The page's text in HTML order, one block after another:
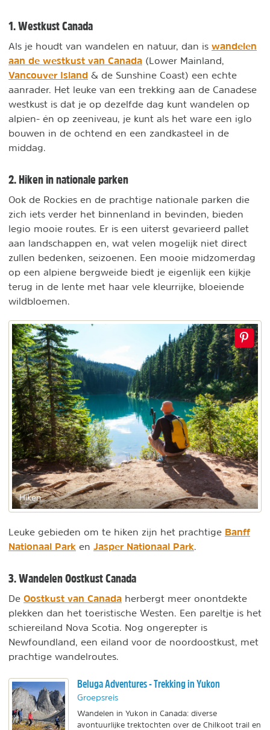
1. Westkust Canada
Als je houdt van wandelen en natuur, dan is wandelen
aan de westkust van Canada (Lower Mainland,
Vancouver Island & de Sunshine Coast) een echte
aanrader. Het leuke van een trekking aan de Canadese
westkust is dat je op dezelfde dag kunt wandelen op
alpien- én op zeeniveau, je kunt als het ware een iglo
bouwen in de ochtend en een zandkasteel in de
middag.
2. Hiken in nationale parken
Ook de Rockies en de prachtige nationale parken die
zich iets verder het binnenland in bevinden, bieden
legio mooie routes. Er is een uiterst gevarieerd pallet
aan landschappen en, wat velen mogelijk niet direct
zullen bedenken, seizoenen. Een mooie midzomerdag
op een alpiene bergweide biedt je eigenlijk een kijkje
terug in de lente met haar vele kleurrijke, bloeiende
wildbloemen.
Hiken
Leuke gebieden om te hiken zijn het prachtige Banff
Nationaal Park en Jasper Nationaal Park.
3. Wandelen Oostkust Canada
De Oostkust van Canada herbergt meer onontdekte
plekken dan het toeristische Westen. Een pareltje is het
schiereiland Nova Scotia. Nog ongerepter is
Newfoundland, een eiland voor de noordoostkust, met
prachtige wandelroutes.
Beluga Adventures - Trekking in Yukon
Groepsreis
Wandelen in Yukon in Canada: diverse
avontuurlijke trektochten over de Chilkoot trail en